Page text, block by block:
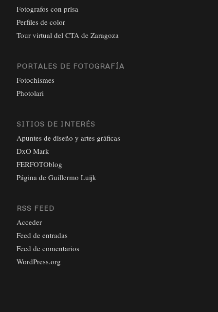
Fotografos con prisa
Perfiles de color
Tour virtual del CTA de Zaragoza
PORTALES DE FOTOGRAFÍA
Fotochismes
Photolari
SITIOS DE INTERÉS
Apuntes de diseño y artes gráficas
DxO Mark
FERFOTOblog
Página de Guillermo Luijk
RSS FEED
Acceder
Feed de entradas
Feed de comentarios
WordPress.org